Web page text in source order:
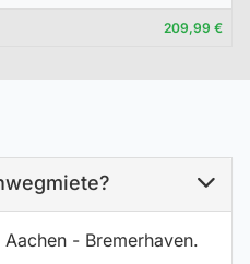
209,99 €
- Bremerhaven.